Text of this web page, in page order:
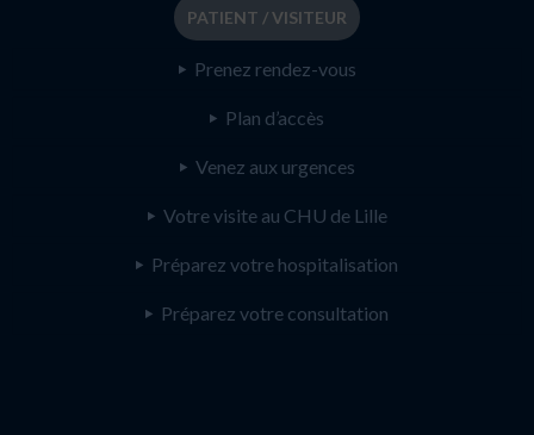
PATIENT / VISITEUR
Prenez rendez-vous
Plan d’accès
Venez aux urgences
Votre visite au CHU de Lille
Préparez votre hospitalisation
Préparez votre consultation